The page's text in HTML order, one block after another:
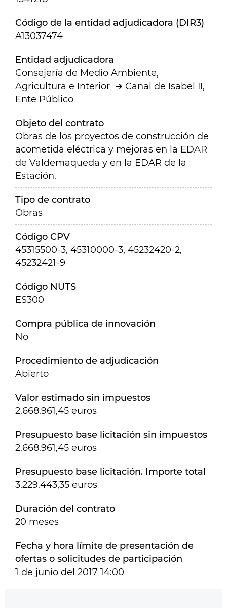
Código de la entidad adjudicadora (DIR3)
A13037474
Entidad adjudicadora
Consejería de Medio Ambiente,
Agricultura e Interior
Canal de Isabel II,
Ente Público
Objeto del contrato
Obras de los proyectos de construcción de
acometida eléctrica y mejoras en la EDAR
de Valdemaqueda y en la EDAR de la
Estación.
Tipo de contrato
Obras
Código CPV
45315500-3, 45310000-3, 45232420-2,
45232421-9
Código NUTS
ES300
Compra pública de innovación
No
Procedimiento de adjudicación
Abierto
Valor estimado sin impuestos
2.668.961,45 euros
Presupuesto base licitación sin impuestos
2.668.961,45 euros
Presupuesto base licitación. Importe total
3.229.443,35 euros
Duración del contrato
20 meses
Fecha y hora límite de presentación de
ofertas o solicitudes de participación
1 de junio del 2017 14:00